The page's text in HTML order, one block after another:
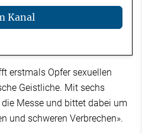
Kanal
erstmals Opfer sexuellen
Geistliche. Mit sechs
Messe und bittet dabei um
und schweren Verbrechen».